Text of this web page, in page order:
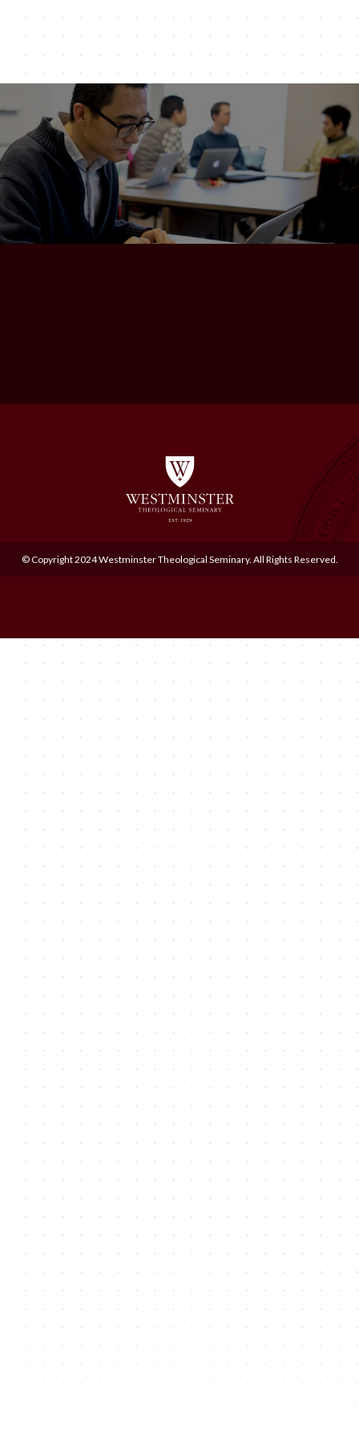
© Copyright 2024 Westminster Theological Seminary. All Rights Reserved.